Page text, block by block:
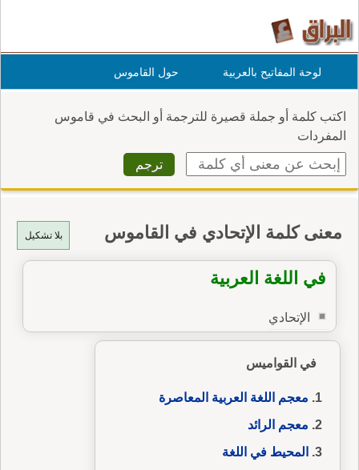
لوحة المفاتيح بالعربية حول القاموس
اكتب كلمة أو جملة قصيرة للترجمة أو البحث في قاموس
المفردات
بلا تشكيل معنى كلمة الإتحادي في القاموس
في اللغة العربية
الإتحادي
في القواميس
معجم اللغة العربية المعاصرة
معجم الرائد
المحيط في اللغة